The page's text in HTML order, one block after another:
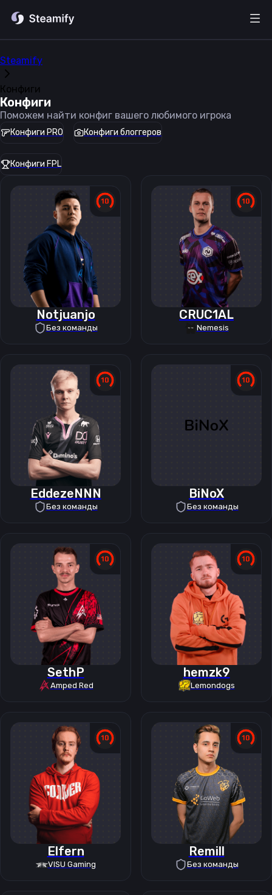
Steamify
Конфиги
Конфиги
Поможем найти конфиг вашего любимого игрока
Конфиги PRO Конфиги блоггеров
Конфиги FPL
Notjuanjo
Без команды
CRUC1AL
Nemesis
EddezeNNN
Без команды
BiNoX
Без команды
SethP
Amped Red
hemzk9
Lemondogs
Elfern
VISU Gaming
Remill
Без команды